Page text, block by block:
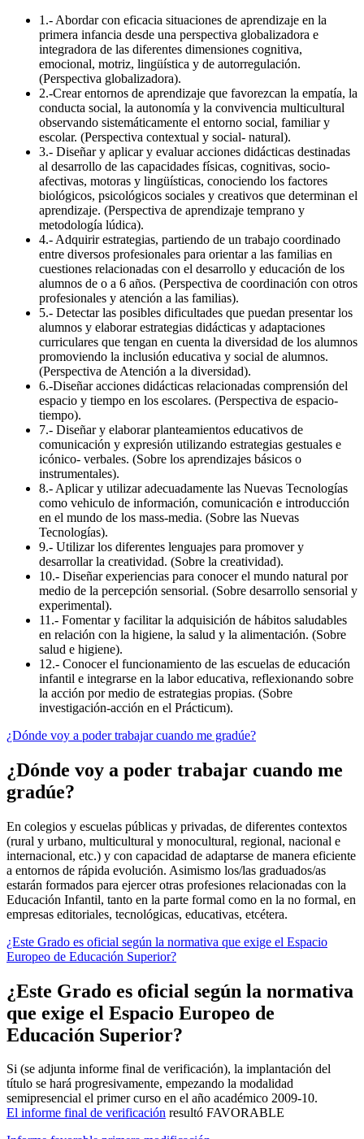
1.- Abordar con eficacia situaciones de aprendizaje en la
primera infancia desde una perspectiva globalizadora e
integradora de las diferentes dimensiones cognitiva,
emocional, motriz, lingüística y de autorregulación.
(Perspectiva globalizadora).
2.-Crear entornos de aprendizaje que favorezcan la empatía, la
conducta social, la autonomía y la convivencia multicultural
observando sistemáticamente el entorno social, familiar y
escolar. (Perspectiva contextual y social- natural).
3.- Diseñar y aplicar y evaluar acciones didácticas destinadas
al desarrollo de las capacidades físicas, cognitivas, socio-
afectivas, motoras y lingüísticas, conociendo los factores
biológicos, psicológicos sociales y creativos que determinan el
aprendizaje. (Perspectiva de aprendizaje temprano y
metodología lúdica).
4.- Adquirir estrategias, partiendo de un trabajo coordinado
entre diversos profesionales para orientar a las familias en
cuestiones relacionadas con el desarrollo y educación de los
alumnos de o a 6 años. (Perspectiva de coordinación con otros
profesionales y atención a las familias).
5.- Detectar las posibles dificultades que puedan presentar los
alumnos y elaborar estrategias didácticas y adaptaciones
curriculares que tengan en cuenta la diversidad de los alumnos
promoviendo la inclusión educativa y social de alumnos.
(Perspectiva de Atención a la diversidad).
6.-Diseñar acciones didácticas relacionadas comprensión del
espacio y tiempo en los escolares. (Perspectiva de espacio-
tiempo).
7.- Diseñar y elaborar planteamientos educativos de
comunicación y expresión utilizando estrategias gestuales e
icónico- verbales. (Sobre los aprendizajes básicos o
instrumentales).
8.- Aplicar y utilizar adecuadamente las Nuevas Tecnologías
como vehiculo de información, comunicación e introducción
en el mundo de los mass-media. (Sobre las Nuevas
Tecnologías).
9.- Utilizar los diferentes lenguajes para promover y
desarrollar la creatividad. (Sobre la creatividad).
10.- Diseñar experiencias para conocer el mundo natural por
medio de la percepción sensorial. (Sobre desarrollo sensorial y
experimental).
11.- Fomentar y facilitar la adquisición de hábitos saludables
en relación con la higiene, la salud y la alimentación. (Sobre
salud e higiene).
12.- Conocer el funcionamiento de las escuelas de educación
infantil e integrarse en la labor educativa, reflexionando sobre
la acción por medio de estrategias propias. (Sobre
investigación-acción en el Prácticum).
¿Dónde voy a poder trabajar cuando me gradúe?
¿Dónde voy a poder trabajar cuando me
gradúe?
En colegios y escuelas públicas y privadas, de diferentes contextos
(rural y urbano, multicultural y monocultural, regional, nacional e
internacional, etc.) y con capacidad de adaptarse de manera eficiente
a entornos de rápida evolución. Asimismo los/las graduados/as
estarán formados para ejercer otras profesiones relacionadas con la
Educación Infantil, tanto en la parte formal como en la no formal, en
empresas editoriales, tecnológicas, educativas, etcétera.
¿Este Grado es oficial según la normativa que exige el Espacio
Europeo de Educación Superior?
¿Este Grado es oficial según la normativa
que exige el Espacio Europeo de
Educación Superior?
Si (se adjunta informe final de verificación), la implantación del
título se hará progresivamente, empezando la modalidad
semipresencial el primer curso en el año académico 2009-10.
El informe final de verificación resultó FAVORABLE